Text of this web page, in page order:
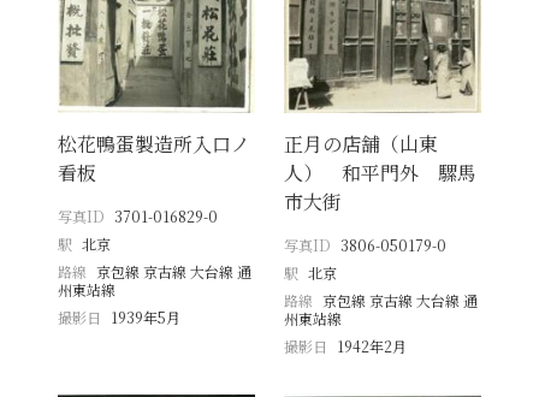
松花鴨蛋製造所入口ノ
看板
写真ID 3701-016829-0
駅 北京
路線 京包線 京古線 大台線 通
州東站線
撮影日
1939年5月
正月の店舗（山東
人） 和平門外 騾馬
市大街
写真ID 3806-050179-0
駅 北京
路線 京包線 京古線 大台線 通
州東站線
撮影日
1942年2月